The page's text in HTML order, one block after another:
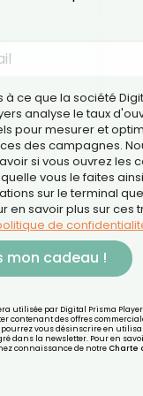
Facile à
de nombreuses
idéal.
en protéines.
Elle apporte
En
sont
une sauce légère
en cubes
à ce que la société
analyse le taux
pour mesurer et
des campagnes.
si vous ouvrez les
vous le faites
sur le terminal
en savoir plus sur ces
de
mon cadeau !
utilisée par Digital Prisma
contenant des offres
pourrez vous désinscrire en
dans la newsletter. Pour en
connaissance de notre Charte